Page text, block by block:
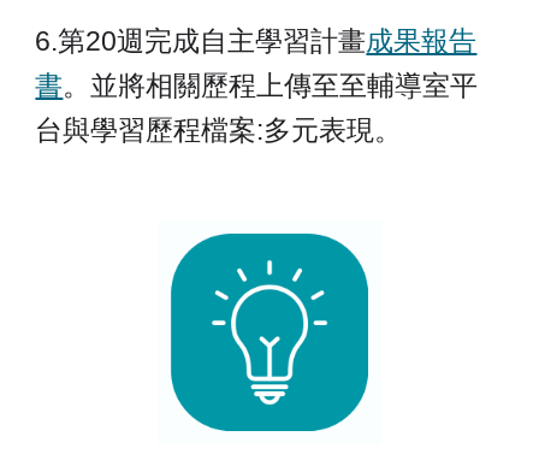
6.第20週完成自主學習計畫成果報告
書。並將相關歷程上傳至至輔導室平
台與學習歷程檔案:多元表現。